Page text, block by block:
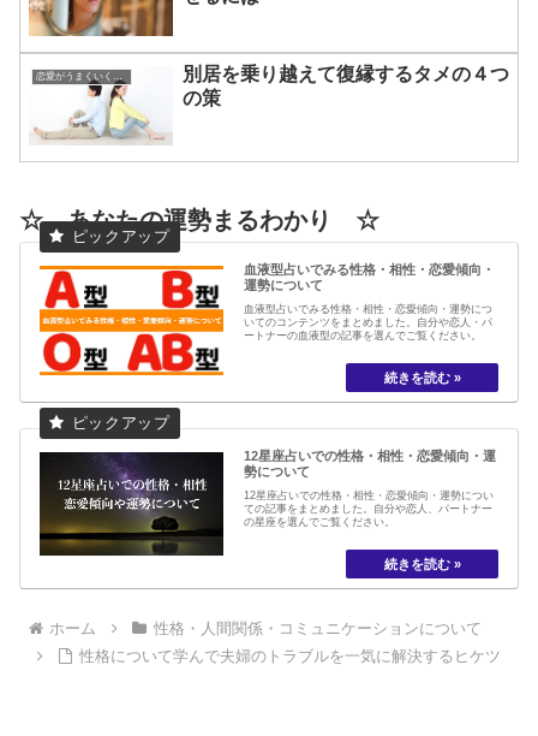
恋愛がうまくいく方法
別居を乗り越えて復縁するタメの４つ
の策
☆ あなたの運勢まるわかり ☆
血液型占いでみる性格・相性・恋愛傾向・
運勢について
血液型占いでみる性格・相性・恋愛傾向・運勢につ
いてのコンテンツをまとめました。自分や恋人・パ
ートナーの血液型の記事を選んでご覧ください。
12星座占いでの性格・相性・恋愛傾向・運
勢について
12星座占いでの性格・相性・恋愛傾向・運勢につい
ての記事をまとめました。自分や恋人、パートナー
の星座を選んでご覧ください。
ホーム
性格・人間関係・コミュニケーションについて
性格について学んで夫婦のトラブルを一気に解決するヒケツ